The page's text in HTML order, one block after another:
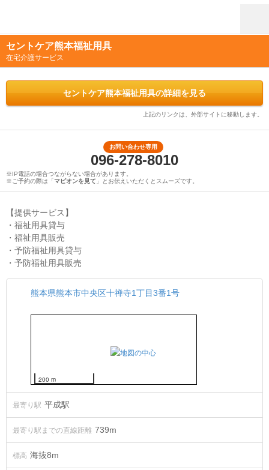
セントケア熊本福祉用具
在宅介護サービス
セントケア熊本福祉用具の詳細を見る
上記のリンクは、外部サイトに移動します。
お問い合わせ専用
096-278-8010
※IP電話の場合つながらない場合があります。
※ご予約の際は「マピオンを見て 」とお伝えいただくとスムーズです。
【提供サービス】
・福祉用具貸与
・福祉用具販売
・予防福祉用具貸与
・予防福祉用具販売
熊本県熊本市中央区十禅寺1丁目3番1号
200 m
最寄り駅 平成駅
最寄り駅までの直線距離 739m
標高 海抜8m